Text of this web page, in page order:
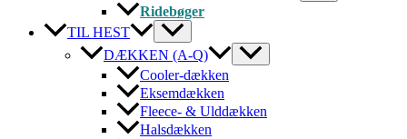
Ridebøger
TIL HEST
DÆKKEN (A-Q)
Cooler-dækken
Eksemdækken
Fleece- & Ulddækken
Halsdækken